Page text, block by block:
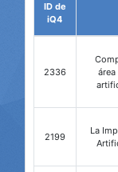
ID de
iQ4
2336
2199
La